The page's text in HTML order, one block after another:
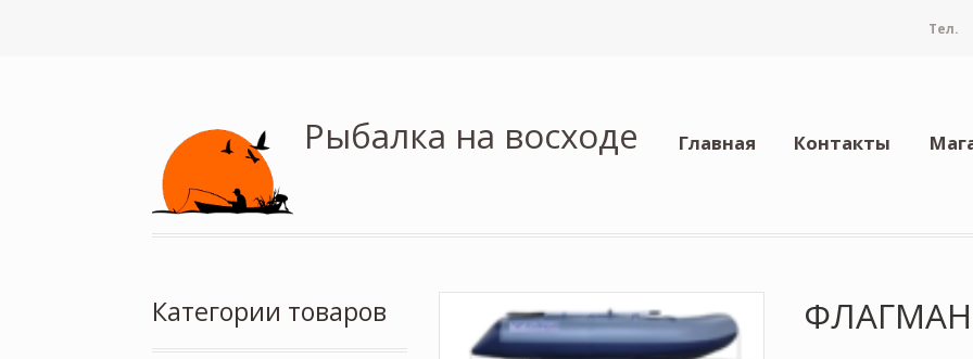
Тел.
Рыбалка на восходе Главная Контакты
ФЛАГМАН
Категории товаров